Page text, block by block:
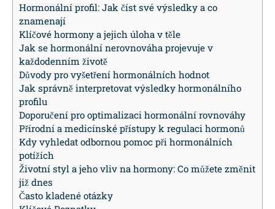
Hormonální profil: Jak číst své výsledky a co
znamenají
Klíčové hormony a jejich úloha v těle
Jak se hormonální nerovnováha projevuje v
každodenním životě
Důvody pro vyšetření hormonálních hodnot
Jak správně interpretovat výsledky hormonálního
profilu
Doporučení pro optimalizaci hormonální rovnováhy
Přírodní a medicínské přístupy k regulaci hormonů
Kdy vyhledat odbornou pomoc při hormonálních
potížích
Životní styl a jeho vliv na hormony: Co můžete změnit
již dnes
Často kladené otázky